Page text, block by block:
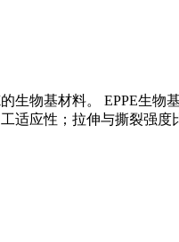
生物基材料。 EPPE生
适应性；拉伸与撕裂强度